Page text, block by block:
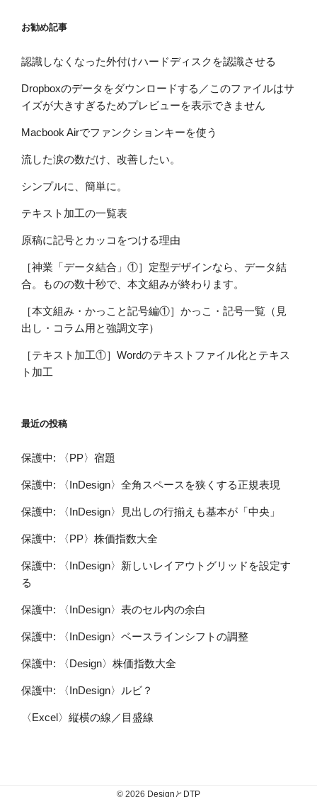
お勧め記事
認識しなくなった外付けハードディスクを認識させる
Dropboxのデータをダウンロードする／このファイルはサ
イズが大きすぎるためプレビューを表示できません
Macbook Airでファンクションキーを使う
流した涙の数だけ、改善したい。
シンプルに、簡単に。
テキスト加工の一覧表
原稿に記号とカッコをつける理由
［神業「データ結合」①］定型デザインなら、データ結
合。ものの数十秒で、本文組みが終わります。
［本文組み・かっこと記号編①］かっこ・記号一覧（見
出し・コラム用と強調文字）
［テキスト加工①］Wordのテキストファイル化とテキス
ト加工
最近の投稿
保護中: 〈PP〉宿題
保護中: 〈InDesign〉全角スペースを狭くする正規表現
保護中: 〈InDesign〉見出しの行揃えも基本が「中央」
保護中: 〈PP〉株価指数大全
保護中: 〈InDesign〉新しいレイアウトグリッドを設定す
る
保護中: 〈InDesign〉表のセル内の余白
保護中: 〈InDesign〉ベースラインシフトの調整
保護中: 〈Design〉株価指数大全
保護中: 〈InDesign〉ルビ？
〈Excel〉縦横の線／目盛線
© 2026 DesignとDTP